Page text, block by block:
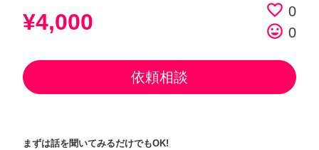
¥4,000 favorite_border 0
tag_faces 0
依頼相談
まずは話を聞いてみるだけでもOK!